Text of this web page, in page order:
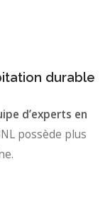
durable
d’experts en
possède plus